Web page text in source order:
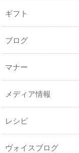
ギフト
ブログ
マナー
メディア情報
レシピ
ヴォイスブログ